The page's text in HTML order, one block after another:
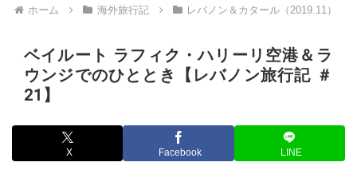
ホーム 海外旅行記 レバノン＆カタール（2019.11）
ベイルート ラフィク・ハリーリ空港＆ラ
ウンジでのひととき【レバノン旅行記 ＃
21】
X Facebook LINE